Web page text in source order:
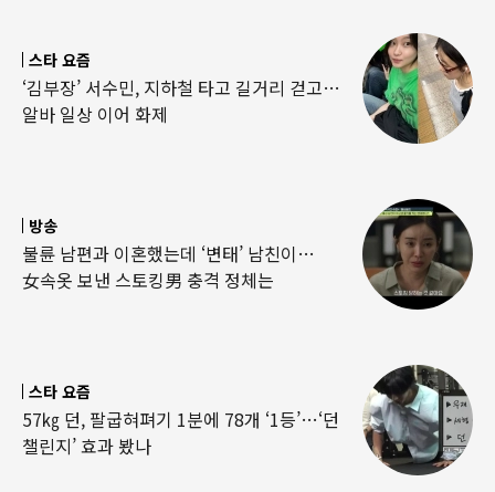
스타 요즘
‘김부장’ 서수민, 지하철 타고 길거리 걷고…
알바 일상 이어 화제
방송
불륜 남편과 이혼했는데 ‘변태’ 남친이…
女속옷 보낸 스토킹男 충격 정체는
스타 요즘
57㎏ 던, 팔굽혀펴기 1분에 78개 ‘1등’…‘던
챌린지’ 효과 봤나